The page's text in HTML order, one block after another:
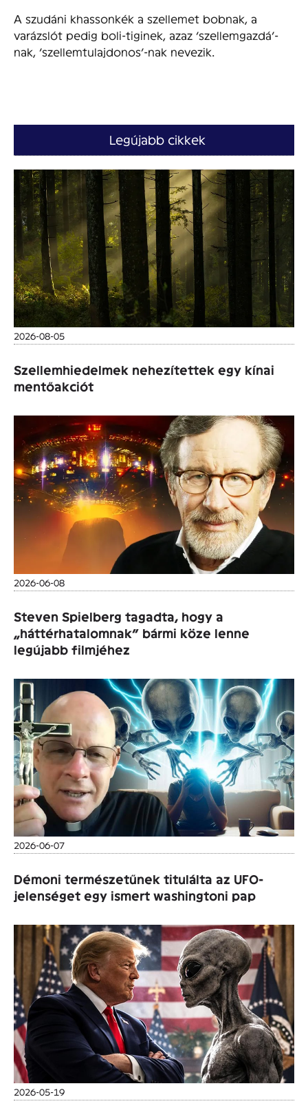
A szudáni khassonkék a szellemet bobnak, a
varázslót pedig boli-tiginek, azaz ‘szellemgazdá’-
nak, ‘szellemtulajdonos’-nak nevezik.
Legújabb cikkek
2026-08-05
Szellemhiedelmek nehezítettek egy kínai
mentőakciót
2026-06-08
Steven Spielberg tagadta, hogy a
„háttérhatalomnak” bármi köze lenne
legújabb filmjéhez
2026-06-07
Démoni természetűnek titulálta az UFO-
jelenséget egy ismert washingtoni pap
2026-05-19